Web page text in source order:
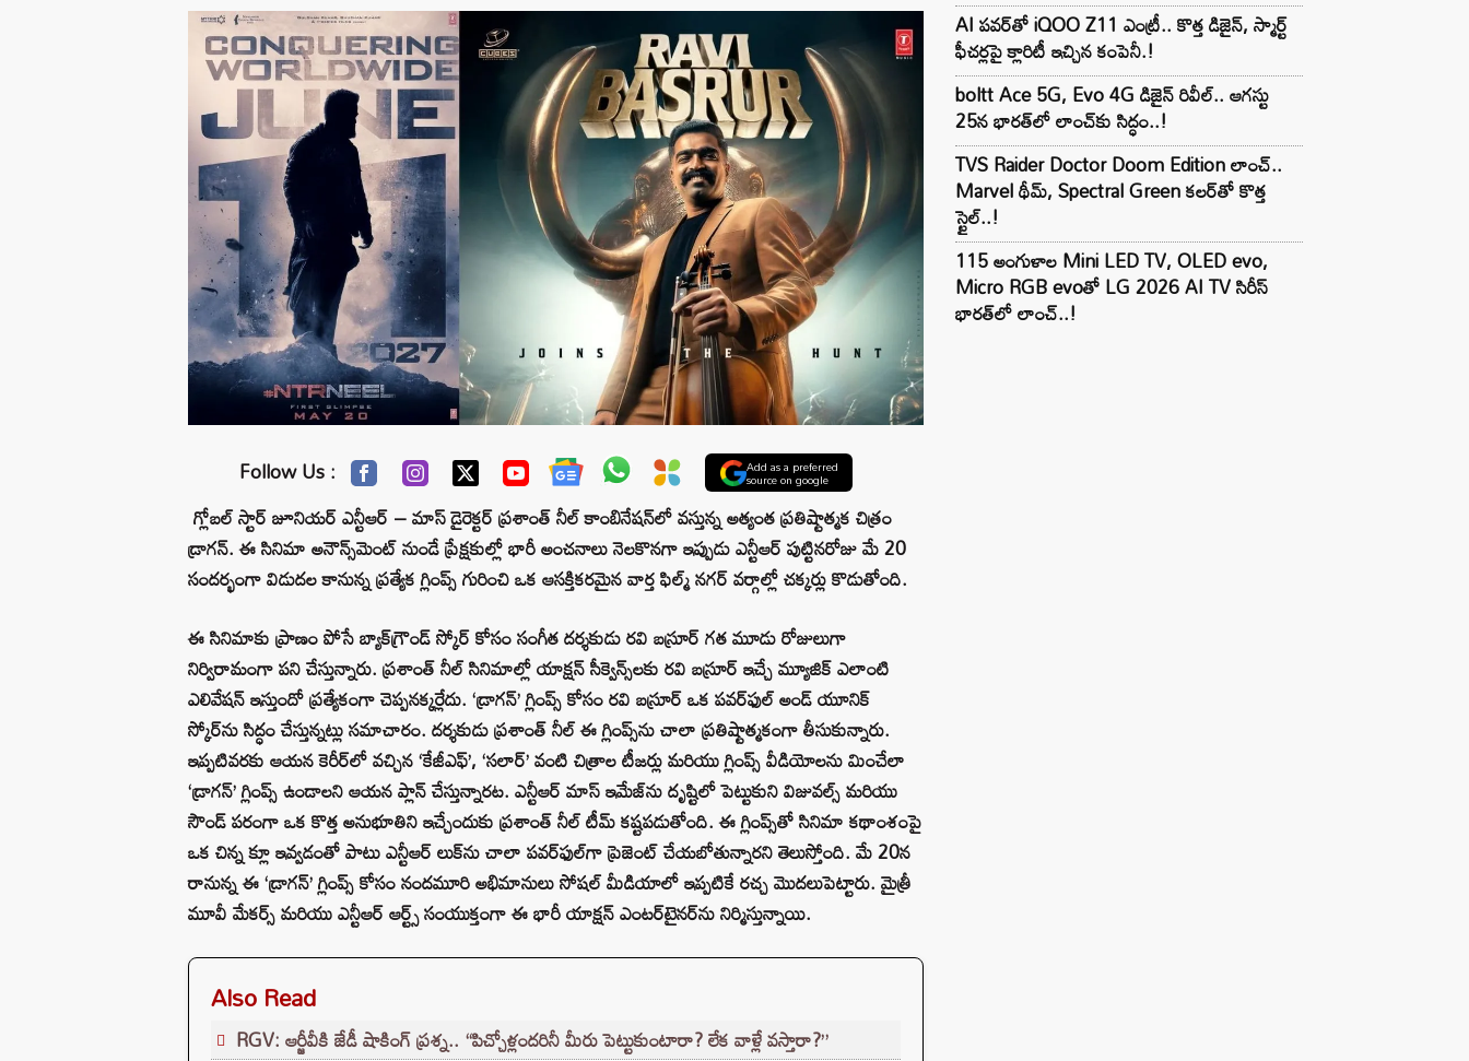
Follow Us : Add as a preferred
source on google
గ్లోబల్ స్టార్ జూనియర్ ఎన్టీఆర్ – మాస్ డైరెక్టర్ ప్రశాంత్ నీల్ కాంబినేషన్‌లో వస్తున్న అత్యంత ప్రతిష్టాత్మక చిత్రం
డ్రాగన్. ఈ సినిమా అనౌన్స్‌మెంట్ నుండే ప్రేక్షకుల్లో భారీ అంచనాలు నెలకొనగా ఇప్పుడు ఎన్టీఆర్ పుట్టినరోజు మే 20
సందర్భంగా విడుదల కానున్న ప్రత్యేక గ్లింప్స్ గురించి ఒక ఆసక్తికరమైన వార్త ఫిల్మ్ నగర్ వర్గాల్లో చక్కర్లు కొడుతోంది.
ఈ సినిమాకు ప్రాణం పోసే బ్యాక్‌గ్రౌండ్ స్కోర్ కోసం సంగీత దర్శకుడు రవి బస్రూర్ గత మూడు రోజులుగా
నిర్విరామంగా పని చేస్తున్నారు. ప్రశాంత్ నీల్ సినిమాల్లో యాక్షన్ సీక్వెన్స్‌లకు రవి బస్రూర్ ఇచ్చే మ్యూజిక్ ఎలాంటి
ఎలివేషన్ ఇస్తుందో ప్రత్యేకంగా చెప్పనక్కర్లేదు. ‘డ్రాగన్’ గ్లింప్స్ కోసం రవి బస్రూర్ ఒక పవర్‌ఫుల్ అండ్ యూనిక్
స్కోర్‌ను సిద్ధం చేస్తున్నట్లు సమాచారం. దర్శకుడు ప్రశాంత్ నీల్ ఈ గ్లింప్స్‌ను చాలా ప్రతిష్టాత్మకంగా తీసుకున్నారు.
ఇప్పటివరకు ఆయన కెరీర్‌లో వచ్చిన ‘కేజీఎఫ్’, ‘సలార్’ వంటి చిత్రాల టీజర్లు మరియు గ్లింప్స్ వీడియోలను మించేలా
‘డ్రాగన్’ గ్లింప్స్ ఉండాలని ఆయన ప్లాన్ చేస్తున్నారట. ఎన్టీఆర్ మాస్ ఇమేజ్‌ను దృష్టిలో పెట్టుకుని విజువల్స్ మరియు
సౌండ్ పరంగా ఒక కొత్త అనుభూతిని ఇచ్చేందుకు ప్రశాంత్ నీల్ టీమ్ కష్టపడుతోంది. ఈ గ్లింప్స్‌తో సినిమా కథాంశంపై
ఒక చిన్న క్లూ ఇవ్వడంతో పాటు ఎన్టీఆర్ లుక్‌ను చాలా పవర్‌ఫుల్‌గా ప్రెజెంట్ చేయబోతున్నారని తెలుస్తోంది. మే 20న
రానున్న ఈ ‘డ్రాగన్’ గ్లింప్స్ కోసం నందమూరి అభిమానులు సోషల్ మీడియాలో ఇప్పటికే రచ్చ మొదలుపెట్టారు. మైత్రీ
మూవీ మేకర్స్ మరియు ఎన్టీఆర్ ఆర్ట్స్ సంయుక్తంగా ఈ భారీ యాక్షన్ ఎంటర్‌టైనర్‌ను నిర్మిస్తున్నాయి.
Also Read
RGV: ఆర్జీవీకి జేడీ షాకింగ్ ప్రశ్న.. “పిచ్చోళ్లందరినీ మీరు పెట్టుకుంటారా? లేక వాళ్లే వస్తారా?”
AI పవర్‌తో iQOO Z11 ఎంట్రీ.. కొత్త డిజైన్, స్మార్ట్
ఫీచర్లపై క్లారిటీ ఇచ్చిన కంపెనీ.!
boltt Ace 5G, Evo 4G డిజైన్ రివీల్.. ఆగస్టు
25న భారత్‌లో లాంచ్‌కు సిద్ధం..!
TVS Raider Doctor Doom Edition లాంచ్..
Marvel థీమ్, Spectral Green కలర్‌తో కొత్త
స్టైల్..!
115 అంగుళాల Mini LED TV, OLED evo,
Micro RGB evoతో LG 2026 AI TV సిరీస్
భారత్‌లో లాంచ్..!